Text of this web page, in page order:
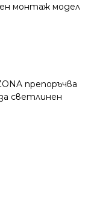
монтаж модел
препоръчва
светлинен